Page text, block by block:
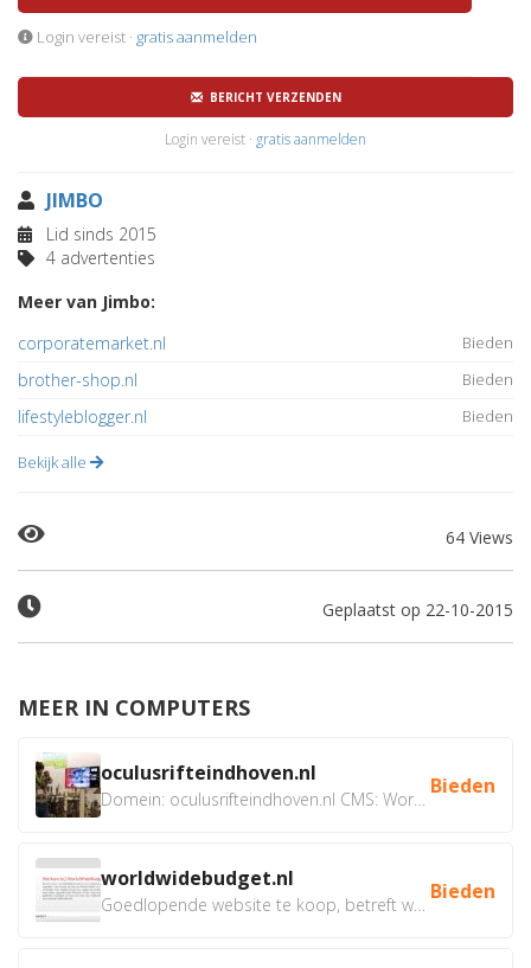
Login vereist · gratis aanmelden
BERICHT VERZENDEN
Login vereist · gratis aanmelden
JIMBO
Lid sinds 2015
4 advertenties
Meer van Jimbo:
corporatemarket.nl
Bieden
brother-shop.nl Bieden
lifestyleblogger.nl Bieden
Bekijk alle
64 Views
Geplaatst op 22-10-2015
MEER IN COMPUTERS
oculusrifteindhoven.nl Bieden
worldwidebudget.nl Bieden